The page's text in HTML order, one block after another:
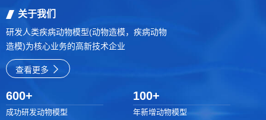
关于我们
研发人类疾病动物模型(动物造模，疾病动物
造模)为核心业务的高新技术企业
查看更多
600+
成功研发动物模型
100+
年新增动物模型